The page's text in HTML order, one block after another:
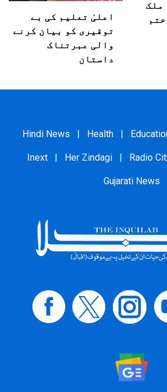
ملک
اعلیٰ تعلیم کی بے
توقیری کو بیان کرنے
والی عبرتناک
داستان
Hindi News | Health |
Inext | Her Zindagi | Radio
Gujarati News